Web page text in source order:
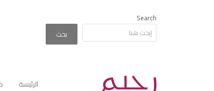
Search
بحث
الرئيسة